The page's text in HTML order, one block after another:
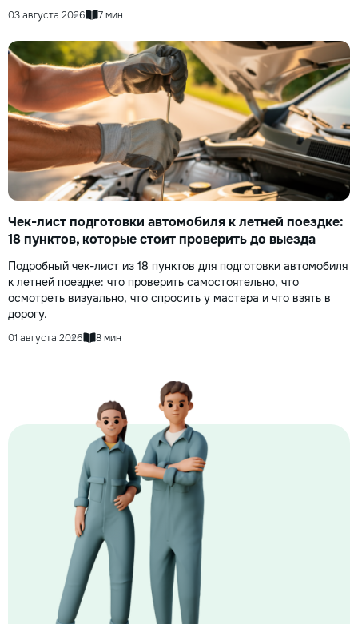
03 августа 2026 7 мин
Чек-лист подготовки автомобиля к летней поездке:
18 пунктов, которые стоит проверить до выезда
Подробный чек-лист из 18 пунктов для подготовки автомобиля
к летней поездке: что проверить самостоятельно, что
осмотреть визуально, что спросить у мастера и что взять в
дорогу.
01 августа 2026 8 мин